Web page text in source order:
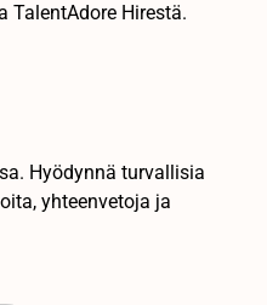
Hirestä.
Hyödynnä turvallisia
yhteenvetoja ja